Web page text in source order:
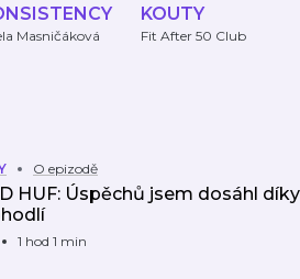
Masničáková
KOUTY
Fit After 50 Club
O epizodě
HUF: Úspěchů jsem dosáhl
1 hod 1 min